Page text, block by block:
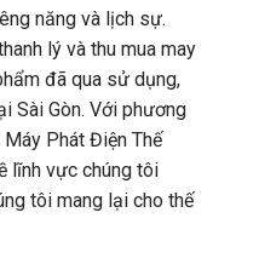
năng và lịch sự.
lý và thu mua may
đã qua sử dụng,
Sài Gòn. Với phương
Máy Phát Điện Thế
lĩnh vực chúng tôi
tôi mang lại cho thế